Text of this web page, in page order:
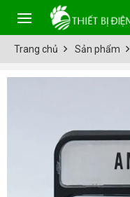
Trang chủ Sản phẩm